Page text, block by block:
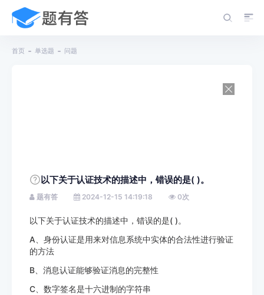
首页 单选题 问题
以下关于认证技术的描述中，错误的是( )。
题有答 2024-12-15 14:19:18 0次
以下关于认证技术的描述中，错误的是( )。
A、身份认证是用来对信息系统中实体的合法性进行验证
的方法
B、消息认证能够验证消息的完整性
C、数字签名是十六进制的字符串